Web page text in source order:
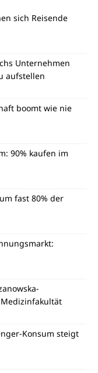
sich Reisende
Unternehmen
aufstellen
boomt wie nie
90% kaufen im
fast 80% der
Konsum steigt